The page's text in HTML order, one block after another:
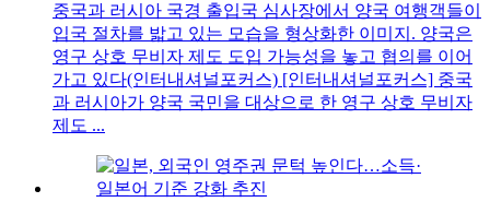
중국과 러시아 국경 출입국 심사장에서 양국 여행객들이
입국 절차를 밟고 있는 모습을 형상화한 이미지. 양국은
영구 상호 무비자 제도 도입 가능성을 놓고 협의를 이어
가고 있다(인터내셔널포커스) [인터내셔널포커스] 중국
과 러시아가 양국 국민을 대상으로 한 영구 상호 무비자
제도 ...